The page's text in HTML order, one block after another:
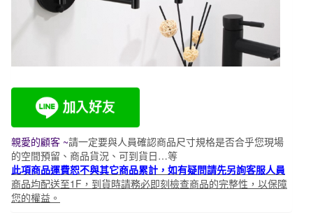
親愛的顧客 ~請一定要與人員確認商品尺寸規格是否合乎您現場
的空間預留、商品貨況、可到貨日…等
此項商品運費恕不與其它商品累計，如有疑問請先另詢客服人員
商品均配送至1F，到貨時請務必即刻檢查商品的完整性，以保障
您的權益。